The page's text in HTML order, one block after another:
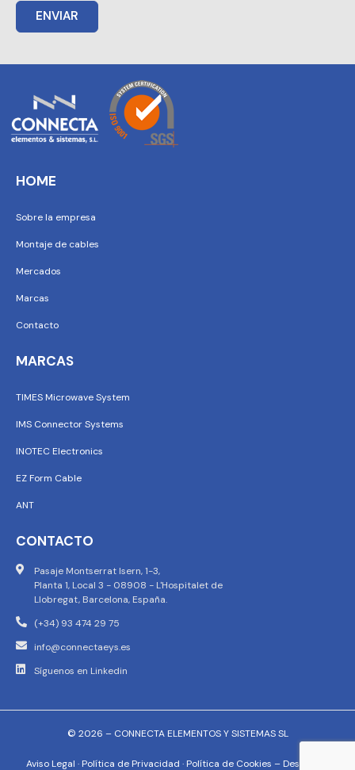
ENVIAR
HOME
Sobre la empresa
Montaje de cables
Mercados
Marcas
Contacto
MARCAS
TIMES Microwave System
IMS Connector Systems
INOTEC Electronics
EZ Form Cable
ANT
CONTACTO
Pasaje Montserrat Isern, 1-3,
Planta 1, Local 3 - 08908 - L'Hospitalet de
Llobregat, Barcelona, España.
(+34) 93 474 29 75
info@connectaeys.es
Síguenos en Linkedin
© 2026 – CONNECTA ELEMENTOS Y SISTEMAS SL
Aviso Legal · Política de Privacidad · Política de Cookies – Descargar